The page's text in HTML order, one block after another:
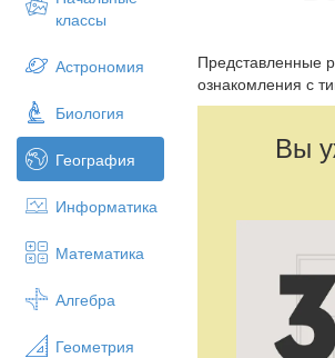
классы
Астрономия
Биология
География
Информатика
Математика
Алгебра
Геометрия
Представленные
ознакомления с
Вы